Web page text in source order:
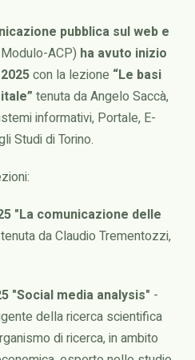
pubblica sul web e
ACP) ha avuto inizio
con la lezione “Le basi
tenuta da Angelo Saccà,
informativi, Portale, E-
Studi di Torino.
"La comunicazione delle
da Claudio Trementozzi,
"Social media analysis" -
della ricerca scientifica
di ricerca, in ambito